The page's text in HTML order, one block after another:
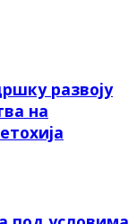
развоју
на